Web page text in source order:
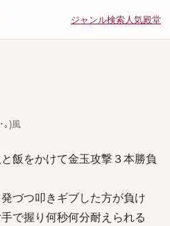
ジャンル検索人気殿堂
｡)風
飯をかけて金玉攻撃３本勝負
づつ叩きギブした方が負け
で握り何秒何分耐えられる